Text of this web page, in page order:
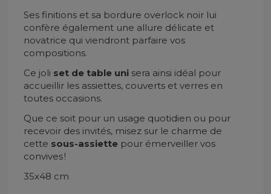
Ses finitions et sa bordure overlock noir lui
confère également une allure délicate et
novatrice qui viendront parfaire vos
compositions.
Ce joli set de table unisera ainsi idéal pour
accueillir les assiettes, couverts et verres en
toutes occasions.
Que ce soit pour un usage quotidien ou pour
recevoir des invités, misez sur le charme de
cette sous-assiettepour émerveiller vos
convives !
35x48 cm